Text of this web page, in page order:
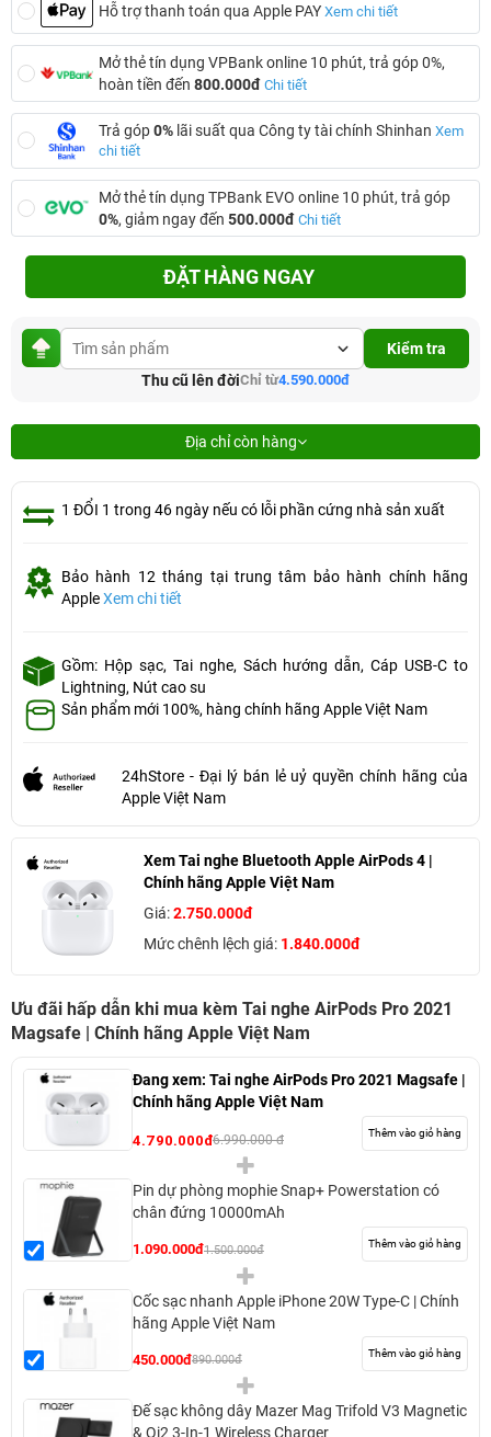
Hỗ trợ thanh toán qua Apple PAY Xem chi tiết
Mở thẻ tín dụng VPBank online 10 phút, trả góp 0%,
hoàn tiền đến 800.000đ Chi tiết
Trả góp0% lãi suất qua Công ty tài chính Shinhan Xem
chi tiết
Mở thẻ tín dụng TPBank EVO online 10 phút, trả góp
0%, giảm ngay đến 500.000đ Chi tiết
ĐẶT HÀNG NGAY
Kiểm tra
Thu cũ lên đờiChỉ từ4.590.000đ
Địa chỉ còn hàng
1 ĐỔI 1 trong 46 ngày nếu có lỗi phần cứng nhà sản xuất
Bảo hành 12 tháng tại trung tâm bảo hành chính hãng
AppleXem chi tiết
Gồm: Hộp sạc, Tai nghe, Sách hướng dẫn, Cáp USB-C to
Lightning, Nút cao su
Sản phẩm mới 100%, hàng chính hãng Apple Việt Nam
24hStore - Đại lý bán lẻ uỷ quyền chính hãng của
Apple Việt Nam
Xem Tai nghe Bluetooth Apple AirPods 4 |
Chính hãng Apple Việt Nam
Giá:2.750.000đ
Mức chênh lệch giá: 1.840.000đ
Ưu đãi hấp dẫn khi mua kèm Tai nghe AirPods Pro 2021
Magsafe | Chính hãng Apple Việt Nam
Đang xem: Tai nghe AirPods Pro 2021 Magsafe |
Chính hãng Apple Việt Nam
4.790.000đ6.990.000 đ Thêm vào giỏ hàng
Pin dự phòng mophie Snap+ Powerstation có
chân đứng 10000mAh
1.090.000đ1.500.000đ Thêm vào giỏ hàng
Cốc sạc nhanh Apple iPhone 20W Type-C | Chính
hãng Apple Việt Nam
450.000đ890.000đ Thêm vào giỏ hàng
Đế sạc không dây Mazer Mag Trifold V3 Magnetic
& Qi2 3-In-1 Wireless Charger